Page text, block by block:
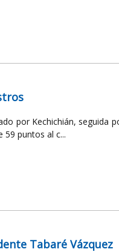
por Kechichián, seguida
59 puntos al c...
Tabaré Vázquez